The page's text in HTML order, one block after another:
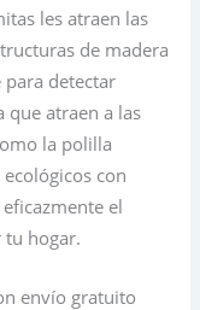
les atraen las
de madera
detectar
que atraen a las
la polilla
con
el
tu hogar.
envío gratuito